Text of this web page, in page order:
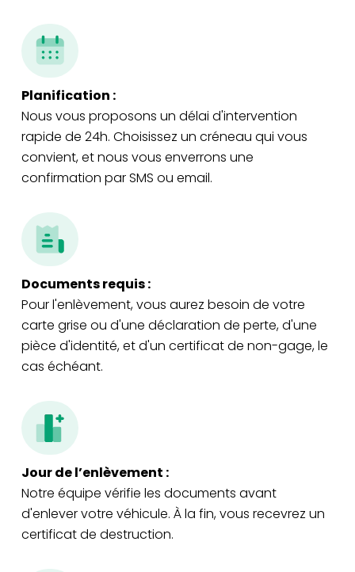
Planification :
Nous vous proposons un délai d'intervention
rapide de 24h. Choisissez un créneau qui vous
convient, et nous vous enverrons une
confirmation par SMS ou email.
Documents requis :
Pour l'enlèvement, vous aurez besoin de votre
carte grise ou d'une déclaration de perte, d'une
pièce d'identité, et d'un certificat de non-gage, le
cas échéant.
Jour de l’enlèvement :
Notre équipe vérifie les documents avant
d'enlever votre véhicule. À la fin, vous recevrez un
certificat de destruction.